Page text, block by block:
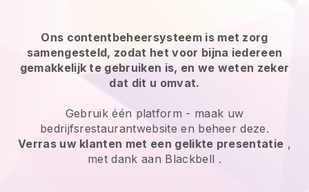
Ons contentbeheersysteem is met zorg
samengesteld, zodat het voor bijna iedereen
gemakkelijk te gebruiken is, en we weten zeker
dat dit u omvat.
Gebruik één platform - maak uw
bedrijfsrestaurantwebsite en beheer deze.
Verras uw klanten met een gelikte presentatie ,
met dank aan Blackbell .